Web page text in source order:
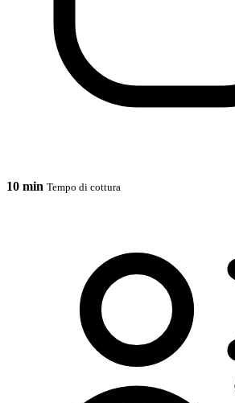
10 min Tempo di cottura